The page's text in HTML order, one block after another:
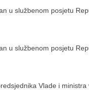
u službenom posjetu
u službenom posjetu
Vlade i ministra